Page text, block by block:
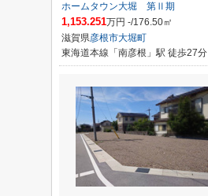
ホームタウン大堀 第Ⅱ期
1,153.251万円 -/176.50㎡
滋賀県彦根市大堀町
東海道本線「南彦根」駅 徒歩27分